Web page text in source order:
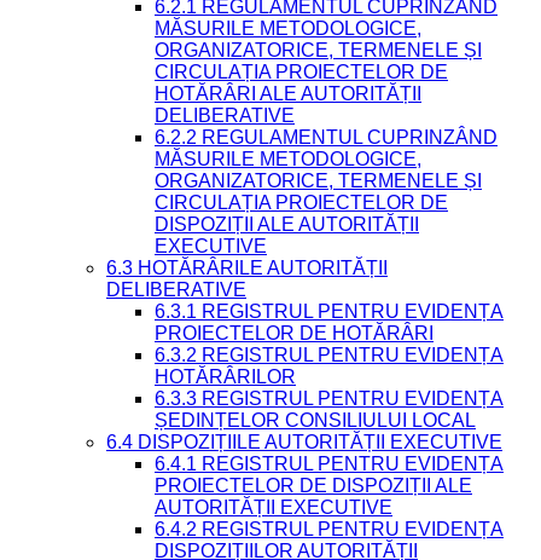
6.2.1 REGULAMENTUL CUPRINZÂND
MĂSURILE METODOLOGICE,
ORGANIZATORICE, TERMENELE ȘI
CIRCULAȚIA PROIECTELOR DE
HOTĂRÂRI ALE AUTORITĂȚII
DELIBERATIVE
6.2.2 REGULAMENTUL CUPRINZÂND
MĂSURILE METODOLOGICE,
ORGANIZATORICE, TERMENELE ȘI
CIRCULAȚIA PROIECTELOR DE
DISPOZIȚII ALE AUTORITĂȚII
EXECUTIVE
6.3 HOTĂRÂRILE AUTORITĂȚII
DELIBERATIVE
6.3.1 REGISTRUL PENTRU EVIDENȚA
PROIECTELOR DE HOTĂRÂRI
6.3.2 REGISTRUL PENTRU EVIDENȚA
HOTĂRÂRILOR
6.3.3 REGISTRUL PENTRU EVIDENȚA
ȘEDINȚELOR CONSILIULUI LOCAL
6.4 DISPOZIȚIILE AUTORITĂȚII EXECUTIVE
6.4.1 REGISTRUL PENTRU EVIDENȚA
PROIECTELOR DE DISPOZIȚII ALE
AUTORITĂȚII EXECUTIVE
6.4.2 REGISTRUL PENTRU EVIDENȚA
DISPOZIȚIILOR AUTORITĂȚII